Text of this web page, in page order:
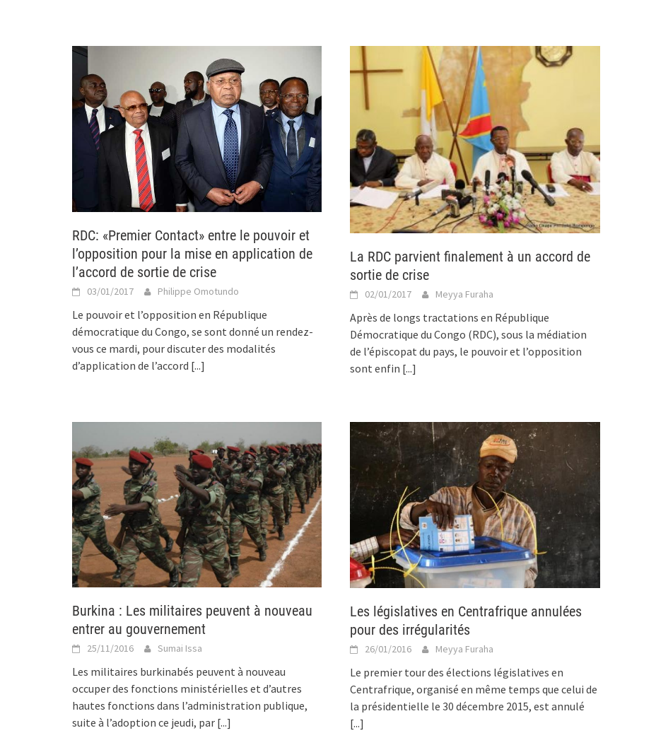
RDC: «Premier Contact» entre le pouvoir et
l’opposition pour la mise en application de
l’accord de sortie de crise
03/01/2017 Philippe Omotundo
Le pouvoir et l’opposition en République
démocratique du Congo, se sont donné un rendez-
vous ce mardi, pour discuter des modalités
d’application de l’accord [...]
La RDC parvient finalement à un accord de
sortie de crise
02/01/2017 Meyya Furaha
Après de longs tractations en République
Démocratique du Congo (RDC), sous la médiation
de l’épiscopat du pays, le pouvoir et l’opposition
sont enfin [...]
Burkina : Les militaires peuvent à nouveau
entrer au gouvernement
25/11/2016 Sumai Issa
Les militaires burkinabés peuvent à nouveau
occuper des fonctions ministérielles et d’autres
hautes fonctions dans l’administration publique,
suite à l’adoption ce jeudi, par [...]
Les législatives en Centrafrique annulées
pour des irrégularités
26/01/2016 Meyya Furaha
Le premier tour des élections législatives en
Centrafrique, organisé en même temps que celui de
la présidentielle le 30 décembre 2015, est annulé
[...]